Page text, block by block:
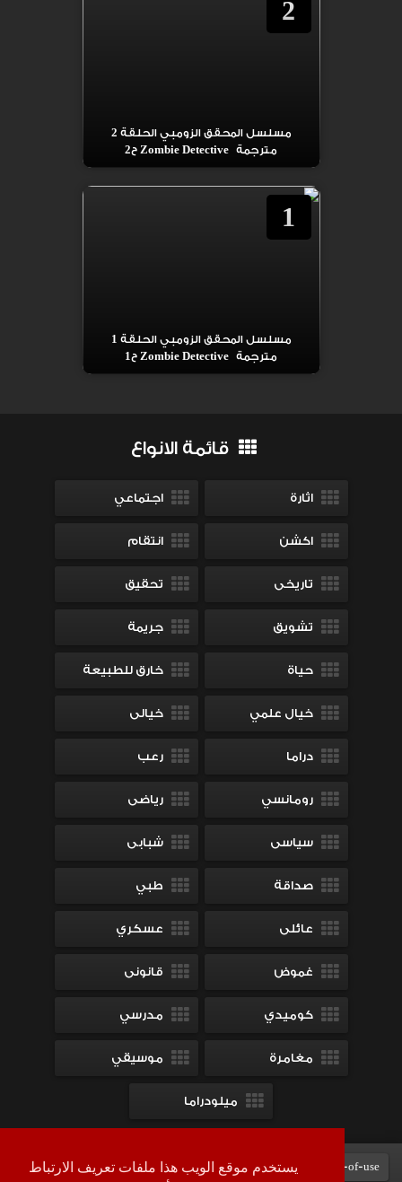
يستخدم موقع الويب هذا ملفات تعريف الارتباط
2
مسلسل المحقق الزومبي الحلقة 2
مترجمة Zombie Detective ح2
1
مسلسل المحقق الزومبي الحلقة 1
مترجمة Zombie Detective ح1
قائمة الانواع
اثارة اجتماعي
اكشن انتقام
تاريخى تحقيق
تشويق جريمة
حياة خارق للطبيعة
خيال علمي خيالى
دراما رعب
رومانسي رياضى
سياسى شبابى
صداقة طبي
عائلى عسكري
غموض قانونى
كوميدي مدرسي
مغامرة موسيقي
ميلودراما
Terms-of-use
DMCA
contact-us سياسة الخصوصية